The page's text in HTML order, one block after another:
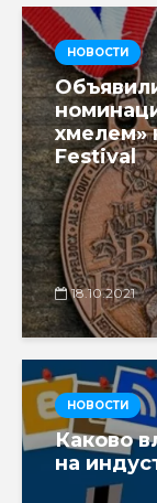
НОВОСТИ
хмелем»
Festival
18.10.2021
НОВОСТИ
Каково
на